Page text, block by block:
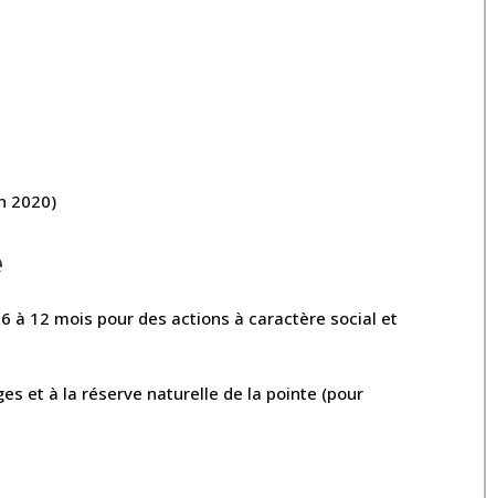
2020)
à 12 mois pour des actions à caractère social et
et à la réserve naturelle de la pointe (pour